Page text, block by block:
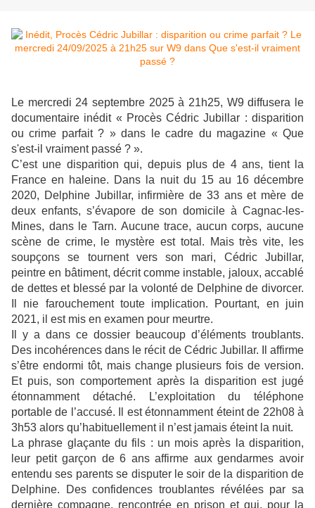
Le mercredi 24 septembre 2025 à 21h25, W9 diffusera le
documentaire inédit « Procès Cédric Jubillar : disparition
ou crime parfait ? » dans le cadre du magazine « Que
s'est-il vraiment passé ? ».
C’est une disparition qui, depuis plus de 4 ans, tient la
France en haleine. Dans la nuit du 15 au 16 décembre
2020, Delphine Jubillar, infirmière de 33 ans et mère de
deux enfants, s’évapore de son domicile à Cagnac-les-
Mines, dans le Tarn. Aucune trace, aucun corps, aucune
scène de crime, le mystère est total. Mais très vite, les
soupçons se tournent vers son mari, Cédric Jubillar,
peintre en bâtiment, décrit comme instable, jaloux, accablé
de dettes et blessé par la volonté de Delphine de divorcer.
Il nie farouchement toute implication. Pourtant, en juin
2021, il est mis en examen pour meurtre.
Il y a dans ce dossier beaucoup d’éléments troublants.
Des incohérences dans le récit de Cédric Jubillar. Il affirme
s’être endormi tôt, mais change plusieurs fois de version.
Et puis, son comportement après la disparition est jugé
étonnamment détaché. L’exploitation du téléphone
portable de l’accusé. Il est étonnamment éteint de 22h08 à
3h53 alors qu’habituellement il n’est jamais éteint la nuit.
La phrase glaçante du fils : un mois après la disparition,
leur petit garçon de 6 ans affirme aux gendarmes avoir
entendu ses parents se disputer le soir de la disparition de
Delphine. Des confidences troublantes révélées par sa
dernière compagne, rencontrée en prison et qui, pour la